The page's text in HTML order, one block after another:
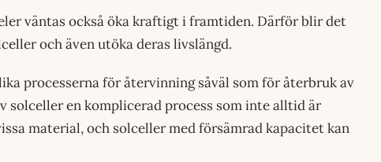
väntas också öka kraftigt i framtiden. Därför blir det
och även utöka deras livslängd.
processerna för återvinning såväl som för återbruk av
en komplicerad process som inte alltid är
material, och solceller med försämrad kapacitet kan